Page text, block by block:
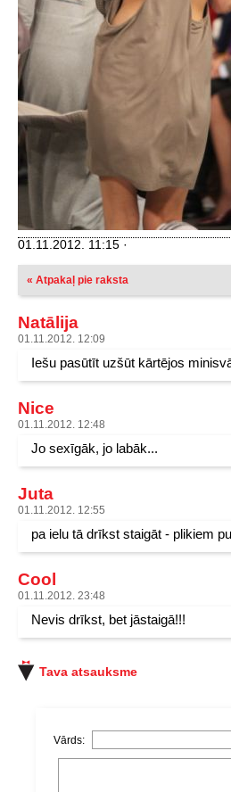
01.11.2012. 11:15 ·
« Atpakaļ pie raksta
Natālija
01.11.2012. 12:09
Iešu pasūtīt uzšūt kārtējos
Nice
01.11.2012. 12:48
Jo sexīgāk, jo labāk...
Juta
01.11.2012. 12:55
pa ielu tā drīkst staigāt - plikiem
Cool
01.11.2012. 23:48
Nevis drīkst, bet jāstaigā!!!
Tava atsauksme
Vārds: